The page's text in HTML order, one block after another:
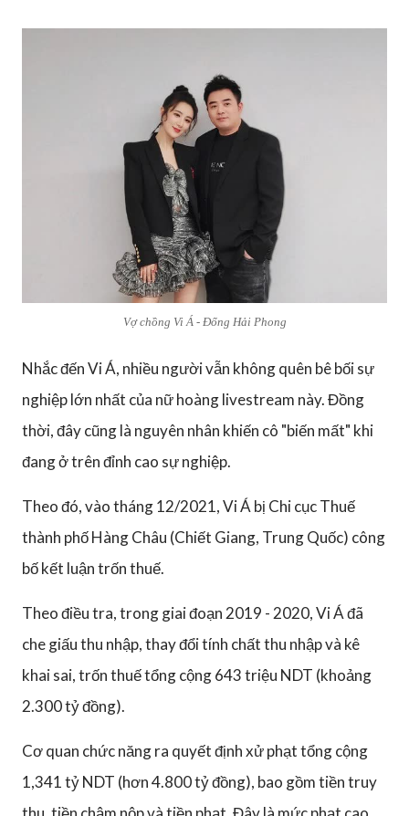
Vợ chồng Vi Á - Đổng Hải Phong
Nhắc đến Vi Á, nhiều người vẫn không quên bê bối sự
nghiệp lớn nhất của nữ hoàng livestream này. Đồng
thời, đây cũng là nguyên nhân khiến cô "biến mất" khi
đang ở trên đỉnh cao sự nghiệp.
Theo đó, vào tháng 12/2021, Vi Á bị Chi cục Thuế
thành phố Hàng Châu (Chiết Giang, Trung Quốc) công
bố kết luận trốn thuế.
Theo điều tra, trong giai đoạn 2019 - 2020, Vi Á đã
che giấu thu nhập, thay đổi tính chất thu nhập và kê
khai sai, trốn thuế tổng cộng 643 triệu NDT (khoảng
2.300 tỷ đồng).
Cơ quan chức năng ra quyết định xử phạt tổng cộng
1,341 tỷ NDT (hơn 4.800 tỷ đồng), bao gồm tiền truy